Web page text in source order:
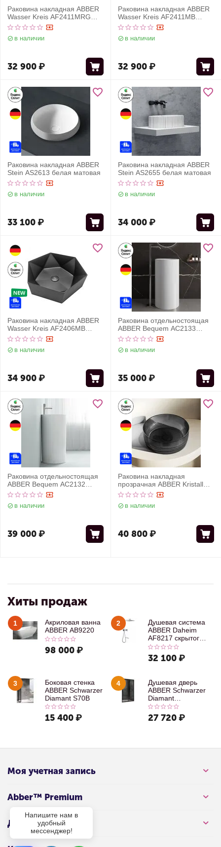
Раковина накладная ABBER
Wasser Kreis AF2411MRG
розовое золото матовое
в наличии
32 900₽
Раковина накладная ABBER
Wasser Kreis AF2411MB
черная матовая
в наличии
32 900₽
Раковина накладная ABBER
Stein AS2613 белая матовая
в наличии
33 100₽
Раковина накладная ABBER
Stein AS2655 белая матовая
в наличии
34 000₽
Раковина накладная ABBER
Wasser Kreis AF2406MB
черная матовая
в наличии
34 900₽
Раковина отдельностоящая
ABBER Bequem AC2133
белая
в наличии
35 000₽
Раковина отдельностоящая
ABBER Bequem AC2132
белая
в наличии
39 000₽
Раковина накладная
прозрачная ABBER Kristall
AT2804Onyx черная
в наличии
40 800₽
Хиты продаж
1
Акриловая ванна
ABBER AB9220
98 000 ₽
2
Душевая система
ABBER Daheim
AF8217 скрытого
монтажа с
изливом, хром
32 100 ₽
3
Боковая стенка
ABBER Schwarzer
Diamant S70B
15 400 ₽
4
Душевая дверь
ABBER Schwarzer
Diamant
AG30100B
27 720 ₽
Моя учетная запись
Abber™ Premium
Для клиента
Напишите нам в
удобный
мессенджер!